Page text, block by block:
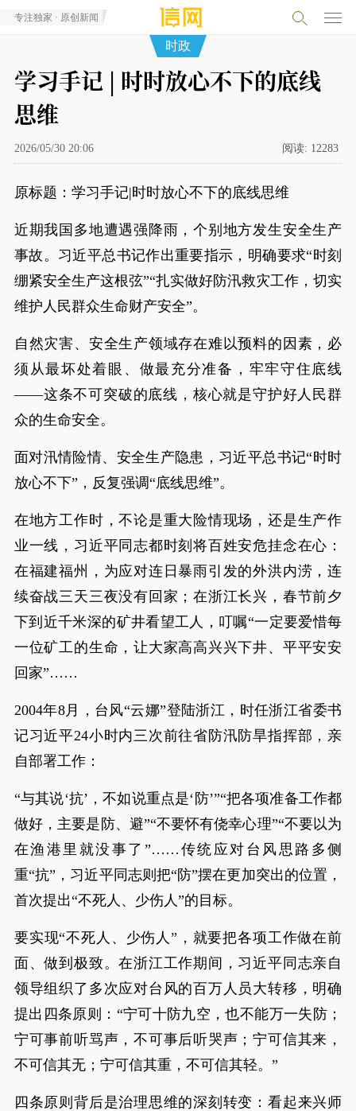
专注独家 · 原创新闻
时政
学习手记 | 时时放心不下的底线
思维
2026/05/30 20:06 阅读: 12283
原标题：学习手记|时时放心不下的底线思维
近期我国多地遭遇强降雨，个别地方发生安全生产
事故。习近平总书记作出重要指示，明确要求“时刻
绷紧安全生产这根弦”“扎实做好防汛救灾工作，切实
维护人民群众生命财产安全”。
自然灾害、安全生产领域存在难以预料的因素，必
须从最坏处着眼、做最充分准备，牢牢守住底线
——这条不可突破的底线，核心就是守护好人民群
众的生命安全。
面对汛情险情、安全生产隐患，习近平总书记“时时
放心不下”，反复强调“底线思维”。
在地方工作时，不论是重大险情现场，还是生产作
业一线，习近平同志都时刻将百姓安危挂念在心：
在福建福州，为应对连日暴雨引发的外洪内涝，连
续奋战三天三夜没有回家；在浙江长兴，春节前夕
下到近千米深的矿井看望工人，叮嘱“一定要爱惜每
一位矿工的生命，让大家高高兴兴下井、平平安安
回家”……
2004年8月，台风“云娜”登陆浙江，时任浙江省委书
记习近平24小时内三次前往省防汛防旱指挥部，亲
自部署工作：
“与其说‘抗’，不如说重点是‘防’”“把各项准备工作都
做好，主要是防、避”“不要怀有侥幸心理”“不要以为
在渔港里就没事了”……传统应对台风思路多侧
重“抗”，习近平同志则把“防”摆在更加突出的位置，
首次提出“不死人、少伤人”的目标。
要实现“不死人、少伤人”，就要把各项工作做在前
面、做到极致。在浙江工作期间，习近平同志亲自
领导组织了多次应对台风的百万人员大转移，明确
提出四条原则：“宁可十防九空，也不能万一失防；
宁可事前听骂声，不可事后听哭声；宁可信其来，
不可信其无；宁可信其重，不可信其轻。”
四条原则背后是治理思维的深刻转变：看起来兴师